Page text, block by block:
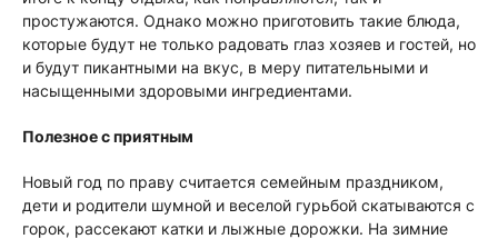
простужаются. Однако можно приготовить такие блюда,
которые будут не только радовать глаз хозяев и гостей, но
и будут пикантными на вкус, в меру питательными и
насыщенными здоровыми ингредиентами.
Полезное с приятным
Новый год по праву считается семейным праздником,
дети и родители шумной и веселой гурьбой скатываются с
горок, рассекают катки и лыжные дорожки. На зимние